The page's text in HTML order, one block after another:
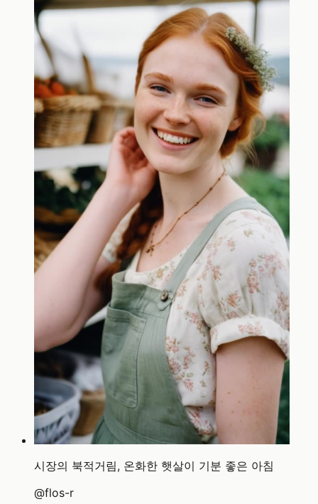
시장의 북적거림, 온화한 햇살이 기분 좋은 아침
@flos-r